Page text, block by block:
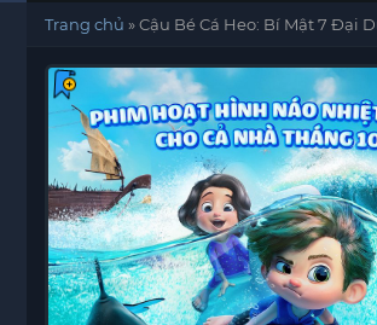
Trang chủ »Cậu Bé Cá Heo: Bí Mật 7 Đại